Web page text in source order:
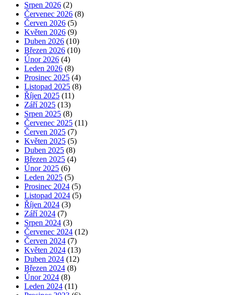
Srpen 2026 (2)
Červenec 2026 (8)
Červen 2026 (5)
Květen 2026 (9)
Duben 2026 (10)
Březen 2026 (10)
Únor 2026 (4)
Leden 2026 (8)
Prosinec 2025 (4)
Listopad 2025 (8)
Říjen 2025 (11)
Září 2025 (13)
Srpen 2025 (8)
Červenec 2025 (11)
Červen 2025 (7)
Květen 2025 (5)
Duben 2025 (8)
Březen 2025 (4)
Únor 2025 (6)
Leden 2025 (5)
Prosinec 2024 (5)
Listopad 2024 (5)
Říjen 2024 (3)
Září 2024 (7)
Srpen 2024 (3)
Červenec 2024 (12)
Červen 2024 (7)
Květen 2024 (13)
Duben 2024 (12)
Březen 2024 (8)
Únor 2024 (8)
Leden 2024 (11)